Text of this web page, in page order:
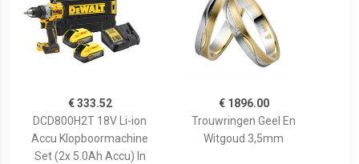
€ 333.52
DCD800H2T 18V Li-ion
Accu Klopboormachine
Set (2x 5.0Ah Accu) In
€ 1896.00
Trouwringen Geel En
Witgoud 3,5mm